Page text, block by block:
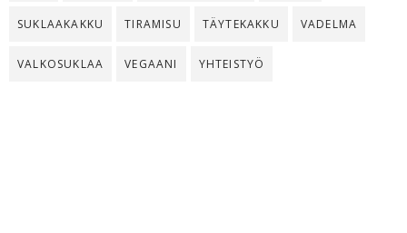
SUKLAAKAKKU TIRAMISU TÄYTEKAKKU VADELMA
VALKOSUKLAA VEGAANI YHTEISTYÖ